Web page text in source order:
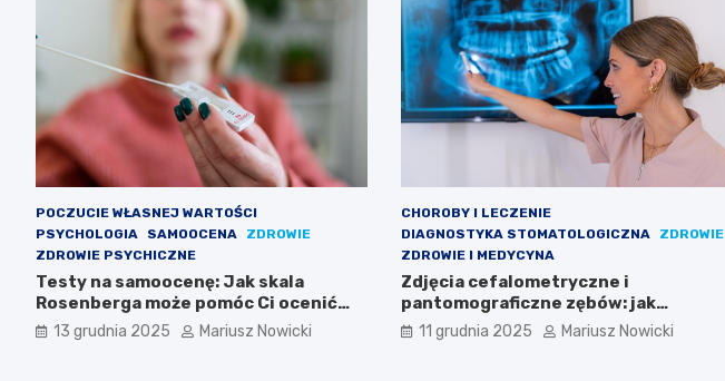
POCZUCIE WŁASNEJ WARTOŚCI
PSYCHOLOGIA
SAMOOCENA
ZDROWIE
ZDROWIE PSYCHICZNE
Testy na samoocenę: Jak skala
Rosenberga może pomóc Ci ocenić
poczucie własnej wartości
13 grudnia 2025 Mariusz Nowicki
CHOROBY I LECZENIE
DIAGNOSTYKA STOMATOLOGICZNA
ZDROWIE
ZDROWIE I MEDYCYNA
Zdjęcia cefalometryczne i
pantomograficzne zębów: jak
wyglądają, cena i wskazania
11 grudnia 2025 Mariusz Nowicki